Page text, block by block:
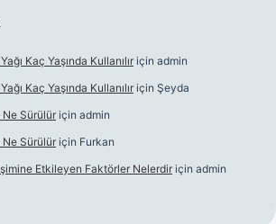
Kaç Yaşında Kullanılır için admin
Kaç Yaşında Kullanılır için Şeyda
Ne Sürülür için admin
Ne Sürülür için Furkan
Etkileyen Faktörler Nelerdir için admin